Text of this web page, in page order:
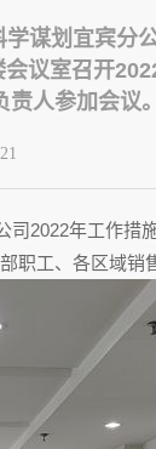
谋划宜宾分
议室召开
责人参加会议
2022年工作措
职工、各区域销